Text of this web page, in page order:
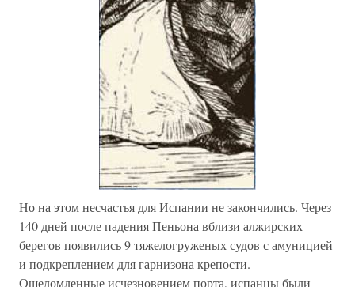
Но на этом несчастья для Испании не закончились. Через
140 дней после падения Пеньона вблизи алжирских
берегов появились 9 тяжелогруженых судов с амуницией
и подкреплением для гарнизона крепости.
Ошеломленные исчезновением порта, испанцы были